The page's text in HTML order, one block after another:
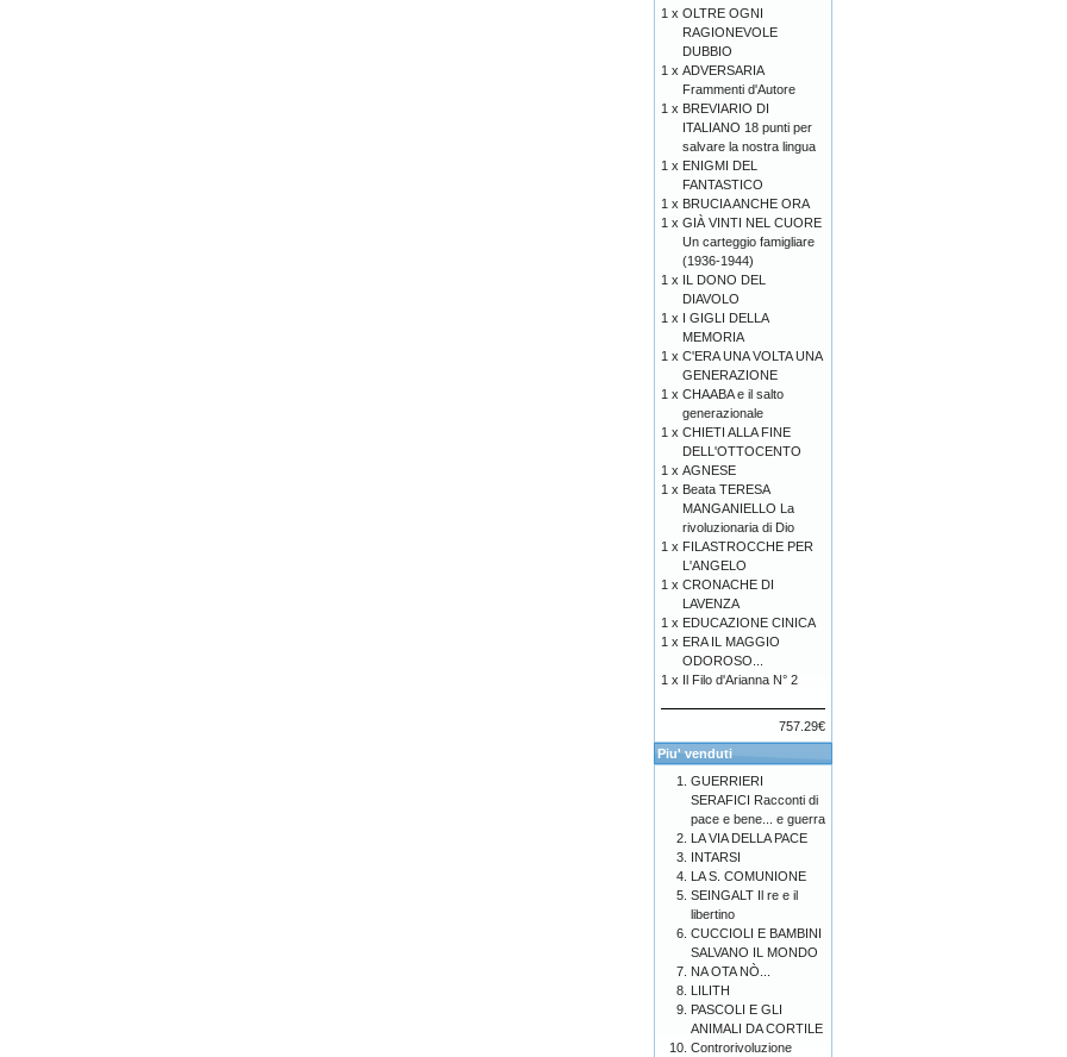
1 x OLTRE OGNI
RAGIONEVOLE
DUBBIO
1 x ADVERSARIA
Frammenti d'Autore
1 x BREVIARIO DI
ITALIANO 18 punti per
salvare la nostra lingua
1 x ENIGMI DEL
FANTASTICO
1 x BRUCIA ANCHE ORA
1 x GIÀ VINTI NEL CUORE
Un carteggio famigliare
(1936-1944)
1 x IL DONO DEL
DIAVOLO
1 x I GIGLI DELLA
MEMORIA
1 x C'ERA UNA VOLTA UNA
GENERAZIONE
1 x CHAABA e il salto
generazionale
1 x CHIETI ALLA FINE
DELL'OTTOCENTO
1 x AGNESE
1 x Beata TERESA
MANGANIELLO La
rivoluzionaria di Dio
1 x FILASTROCCHE PER
L'ANGELO
1 x CRONACHE DI
LAVENZA
1 x EDUCAZIONE CINICA
1 x ERA IL MAGGIO
ODOROSO...
1 x Il Filo d'Arianna N° 2
757.29€
Piu' venduti
GUERRIERI
SERAFICI Racconti di
pace e bene... e guerra
LA VIA DELLA PACE
INTARSI
LA S. COMUNIONE
SEINGALT Il re e il
libertino
CUCCIOLI E BAMBINI
SALVANO IL MONDO
NA OTA NÒ...
LILITH
PASCOLI E GLI
ANIMALI DA CORTILE
Controrivoluzione